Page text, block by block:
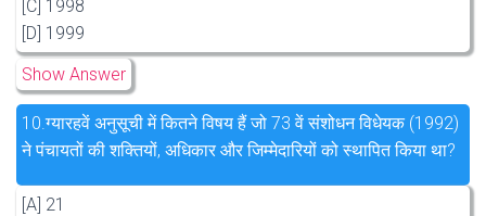
[C] 1998
[D] 1999
Show Answer
10.ग्यारहवें अनुसूची में कितने विषय हैं जो 73 वें संशोधन विधेयक (1992)
ने पंचायतों की शक्तियों, अधिकार और जिम्मेदारियों को स्थापित किया था?
[A] 21